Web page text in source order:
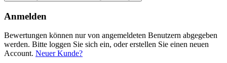
Anmelden
Bewertungen können nur von angemeldeten Benutzern abgegeben
werden. Bitte loggen Sie sich ein, oder erstellen Sie einen neuen
Account. Neuer Kunde?